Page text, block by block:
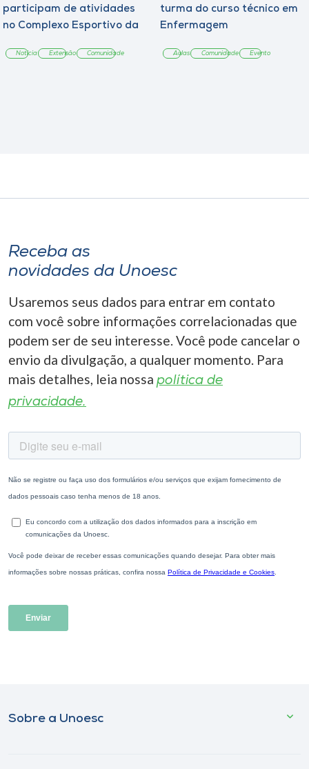
participam de atividades
no Complexo Esportivo da
Notícia Extensão Comunidade
turma do curso técnico em
Enfermagem
Aulas Comunidade Evento
Receba as
novidades da Unoesc
Usaremos seus dados para entrar em contato
com você sobre informações correlacionadas que
podem ser de seu interesse. Você pode cancelar o
envio da divulgação, a qualquer momento. Para
mais detalhes, leia nossa política de
privacidade.
Sobre a Unoesc